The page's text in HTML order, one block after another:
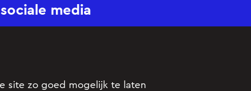
media
site zo goed mogelijk te laten